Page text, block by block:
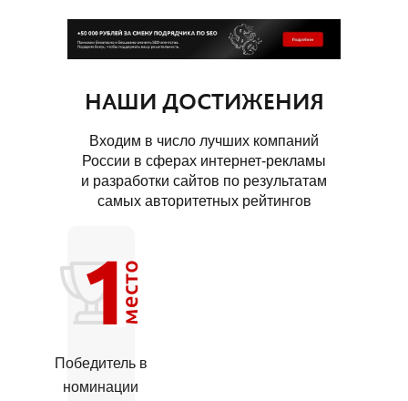
НАШИ ДОСТИЖЕНИЯ
Входим в число лучших компаний
России в сферах интернет-рекламы
и разработки сайтов по результатам
самых авторитетных рейтингов
Победитель в
номинации